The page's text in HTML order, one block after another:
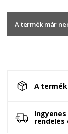
A termék már
A
rendelés